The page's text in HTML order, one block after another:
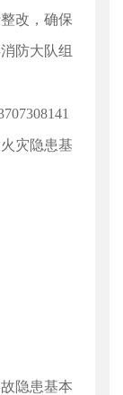
改，确保
防大队组
灾隐患基
隐患基本